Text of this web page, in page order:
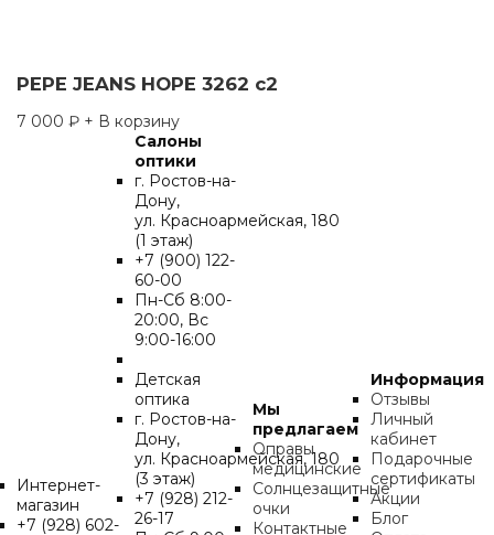
PEPE JEANS HOPE 3262 c2
7 000 ₽ + В корзину
Интернет-
магазин
+7 (928) 602-
Салоны
оптики
г. Ростов-на-
Дону,
ул. Красноармейская, 180
(1 этаж)
+7 (900) 122-
60-00
Пн-Cб 8:00-
20:00, Вс
9:00-16:00
Детская
оптика
г. Ростов-на-
Дону,
ул. Красноармейская, 180
(3 этаж)
+7 (928) 212-
26-17
Мы
предлагаем
Оправы
медицинские
Солнцезащитные
очки
Контактные
Информация
Отзывы
Личный
кабинет
Подарочные
сертификаты
Акции
Блог